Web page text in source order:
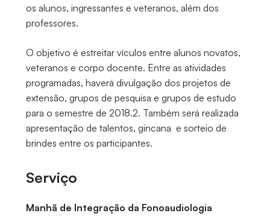
os alunos, ingressantes e veteranos, além dos
professores.
O objetivo é estreitar vículos entre alunos novatos,
veteranos e corpo docente. Entre as atividades
programadas, haverá divulgação dos projetos de
extensão, grupos de pesquisa e grupos de estudo
para o semestre de 2018.2. Também será realizada
apresentação de talentos, gincana e sorteio de
brindes entre os participantes.
Serviço
Manhã de Integração da Fonoaudiologia